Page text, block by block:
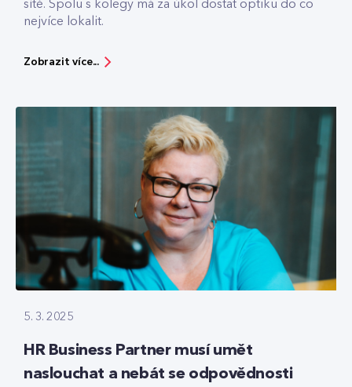
sítě. Spolu s kolegy má za úkol dostat optiku do co
nejvíce lokalit.
Zobrazit více...
5. 3. 2025
HR Business Partner musí umět
naslouchat a nebát se odpovědnosti